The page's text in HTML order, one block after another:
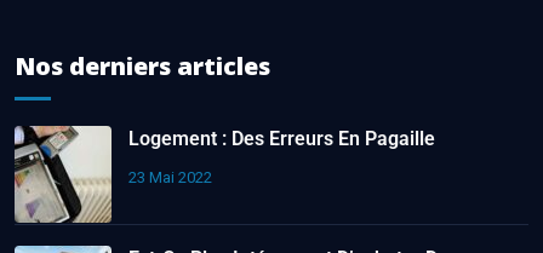
Nos derniers articles
Logement : Des Erreurs En Pagaille
23 Mai 2022